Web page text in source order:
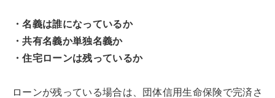
・名義は誰になっているか
・共有名義か単独名義か
・住宅ローンは残っているか
ローンが残っている場合は、団体信用生命保険で完済さ